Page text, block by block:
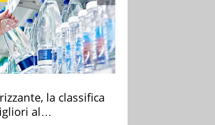
la classifica
al